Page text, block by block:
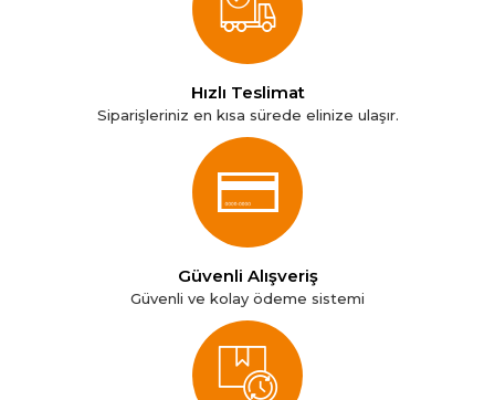
Hızlı Teslimat
Siparişleriniz en kısa sürede elinize ulaşır.
Güvenli Alışveriş
Güvenli ve kolay ödeme sistemi